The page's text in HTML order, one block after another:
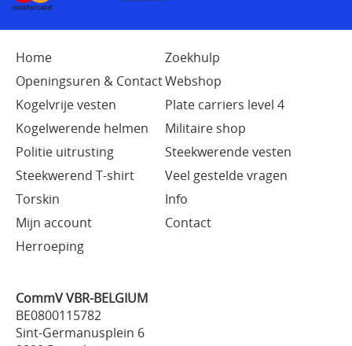
Home
Zoekhulp
Openingsuren & ContactWebshop
Kogelvrije vesten
Plate carriers level 4
Kogelwerende helmen
Militaire shop
Politie uitrusting
Steekwerende vesten
Steekwerend T-shirt
Veel gestelde vragen
Torskin
Info
Mijn account
Contact
Herroeping
CommV VBR-BELGIUM
BE0800115782
Sint-Germanusplein 6